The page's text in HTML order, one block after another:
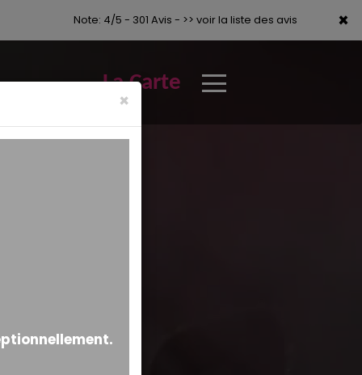
×
Note: 4/5 - 301 Avis - >> voir la liste des avis
La Carte
×
×